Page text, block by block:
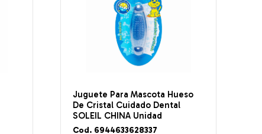
Juguete Para Mascota Hueso
De Cristal Cuidado Dental
SOLEIL CHINA Unidad
Cod. 6944633628337